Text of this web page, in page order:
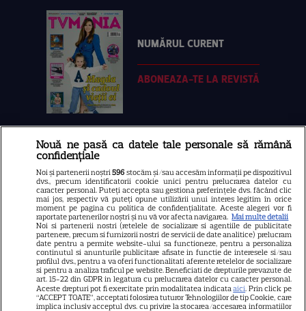
NUMĂRUL CURENT
ABONEAZA-TE LA REVISTĂ
Libertatea
Libertatea pentru femei
GSP
Știri mondene
Avantaje
Elle
Unica
Retete practice
Nouă ne pasă ca datele tale personale să rămână
confidențiale
Noi și partenerii noștri596 stocăm și/sau accesăm informații pe dispozitivul
dvs., precum identificatorii cookie unici pentru prelucrarea datelor cu
caracter personal. Puteți accepta sau gestiona preferințele dvs. făcând clic
mai jos, respectiv vă puteți opune utilizării unui interes legitim în orice
moment pe pagina cu politica de confidențialitate. Aceste alegeri vor fi
raportate partenerilor noștri și nu vă vor afecta navigarea. Mai multe detalii
Noi si partenerii nostri (retelele de socializare si agentiile de publicitate
partenere, precum si furnizorii nostri de servicii de date analitice) prelucram
date pentru a permite website-ului sa functioneze, pentru a personaliza
continutul si anunturile publicitare afisate in functie de interesele si/sau
profilul dvs., pentru a va oferi functionalitati aferente retelelor de socializare
si pentru a analiza traficul pe website. Beneficiati de drepturile prevazute de
art. 15-22 din GDPR in legatura cu prelucrarea datelor cu caracter personal.
Aceste drepturi pot fi exercitate prin modalitatea indicataaici. Prin click pe
“ACCEPT TOATE”, acceptati folosirea tuturor Tehnologiilor de tip Cookie, care
implica inclusiv acceptul dvs. cu privire la stocarea/accesarea informatiilor